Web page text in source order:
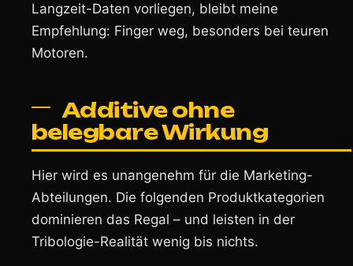
Langzeit-Daten vorliegen, bleibt meine
Empfehlung: Finger weg, besonders bei teuren
Motoren.
Additive ohne
belegbare Wirkung
Hier wird es unangenehm für die Marketing-
Abteilungen. Die folgenden Produktkategorien
dominieren das Regal – und leisten in der
Tribologie-Realität wenig bis nichts.